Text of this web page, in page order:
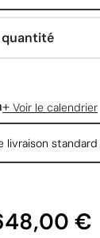
+ Voir le calendrier
livraison standard
€